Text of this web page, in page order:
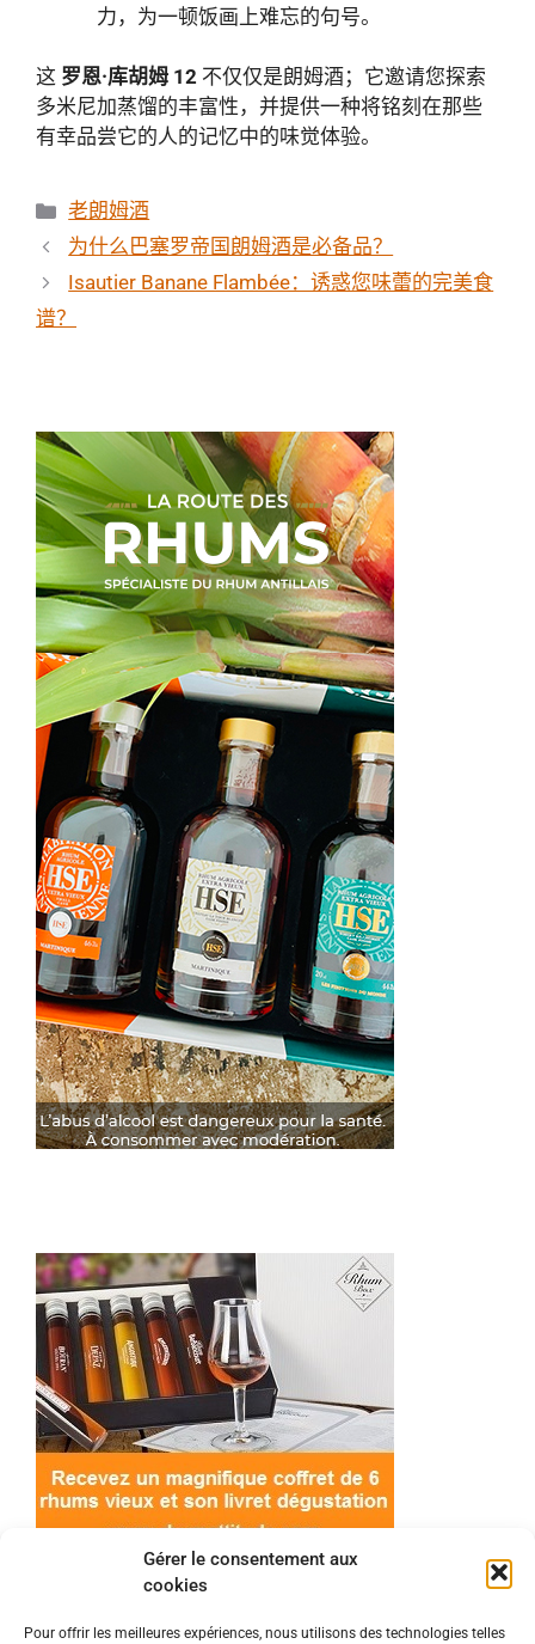
Gérer le consentement aux
cookies
Pour offrir les meilleures expériences, nous utilisons des technologies telles
力，为一顿饭画上难忘的句号。
这 罗恩·库胡姆 12 不仅仅是朗姆酒；它邀请您探索
多米尼加蒸馏的丰富性，并提供一种将铭刻在那些
有幸品尝它的人的记忆中的味觉体验。
分
类
老朗姆酒
为什么巴塞罗帝国朗姆酒是必备品？
Isautier Banane Flambée：诱惑您味蕾的完美食
谱？